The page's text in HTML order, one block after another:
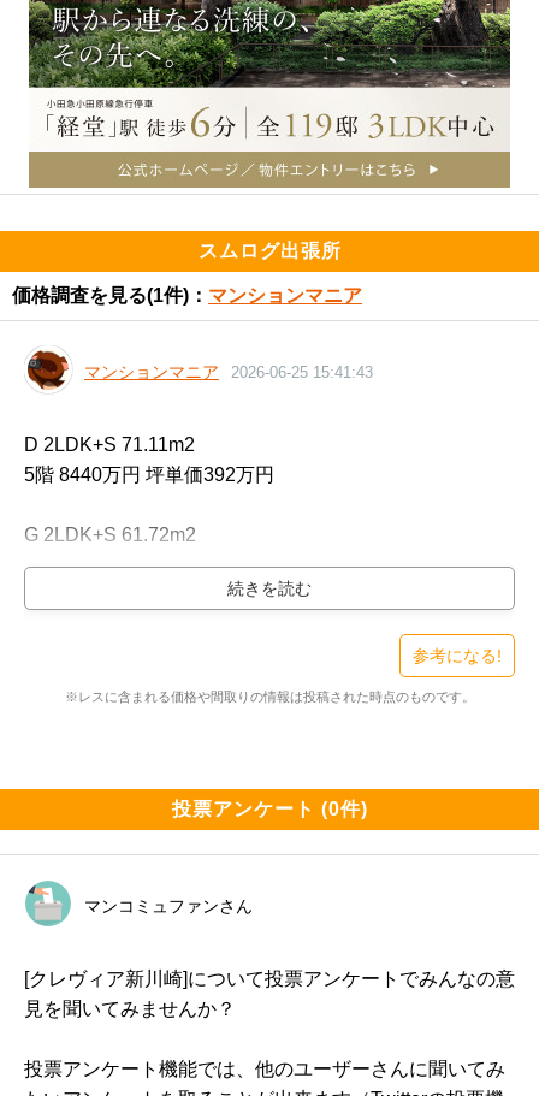
スムログ出張所
価格調査を見る(1件)： マンションマニア
マンションマニア 2026-06-25 15:41:43
D 2LDK+S 71.11m2
5階 8440万円 坪単価392万円
G 2LDK+S 61.72m2
5階 7390万円 坪単価396万円
参考になる!
※レスに含まれる価格や間取りの情報は投稿された時点のものです。
投票アンケート (0件)
マンコミュファンさん
[クレヴィア新川崎]について投票アンケートでみんなの意
見を聞いてみませんか？
投票アンケート機能では、他のユーザーさんに聞いてみ